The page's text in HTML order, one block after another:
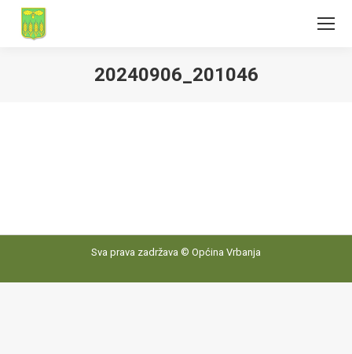
20240906_201046
Sva prava zadržava © Općina Vrbanja